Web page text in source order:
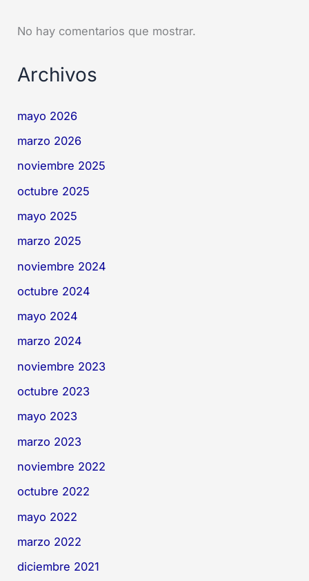
No hay comentarios que mostrar.
Archivos
mayo 2026
marzo 2026
noviembre 2025
octubre 2025
mayo 2025
marzo 2025
noviembre 2024
octubre 2024
mayo 2024
marzo 2024
noviembre 2023
octubre 2023
mayo 2023
marzo 2023
noviembre 2022
octubre 2022
mayo 2022
marzo 2022
diciembre 2021